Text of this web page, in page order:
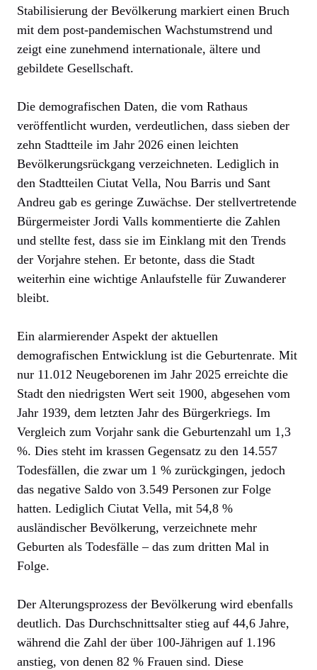
Stabilisierung der Bevölkerung markiert einen Bruch
mit dem post-pandemischen Wachstumstrend und
zeigt eine zunehmend internationale, ältere und
gebildete Gesellschaft.
Die demografischen Daten, die vom Rathaus
veröffentlicht wurden, verdeutlichen, dass sieben der
zehn Stadtteile im Jahr 2026 einen leichten
Bevölkerungsrückgang verzeichneten. Lediglich in
den Stadtteilen Ciutat Vella, Nou Barris und Sant
Andreu gab es geringe Zuwächse. Der stellvertretende
Bürgermeister Jordi Valls kommentierte die Zahlen
und stellte fest, dass sie im Einklang mit den Trends
der Vorjahre stehen. Er betonte, dass die Stadt
weiterhin eine wichtige Anlaufstelle für Zuwanderer
bleibt.
Ein alarmierender Aspekt der aktuellen
demografischen Entwicklung ist die Geburtenrate. Mit
nur 11.012 Neugeborenen im Jahr 2025 erreichte die
Stadt den niedrigsten Wert seit 1900, abgesehen vom
Jahr 1939, dem letzten Jahr des Bürgerkriegs. Im
Vergleich zum Vorjahr sank die Geburtenzahl um 1,3
%. Dies steht im krassen Gegensatz zu den 14.557
Todesfällen, die zwar um 1 % zurückgingen, jedoch
das negative Saldo von 3.549 Personen zur Folge
hatten. Lediglich Ciutat Vella, mit 54,8 %
ausländischer Bevölkerung, verzeichnete mehr
Geburten als Todesfälle – das zum dritten Mal in
Folge.
Der Alterungsprozess der Bevölkerung wird ebenfalls
deutlich. Das Durchschnittsalter stieg auf 44,6 Jahre,
während die Zahl der über 100-Jährigen auf 1.196
anstieg, von denen 82 % Frauen sind. Diese